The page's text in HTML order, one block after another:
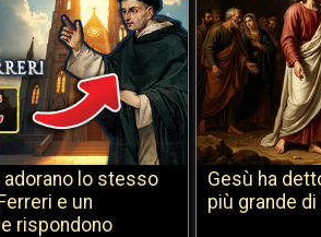
lo stesso
e un
rispondono
Gesù ha
più grande